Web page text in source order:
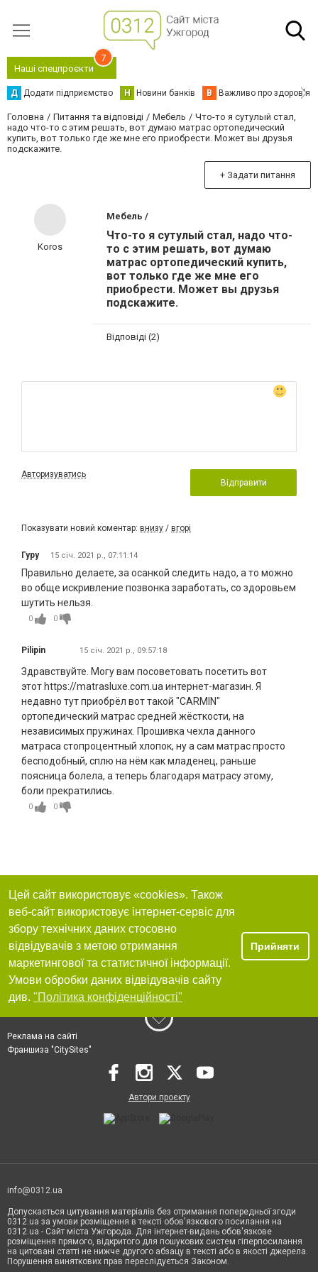
Наші спецпроєкти
7
Д Додати підприємство Н Новини банків В Важливо про здоров'я
Головна Питання та відповіді Мебель
Что-то я сутулый стал,
надо что-то с этим решать, вот думаю матрас ортопедический
купить, вот только где же мне его приобрести. Может вы друзья
подскажите.
+ Задати питання
Koros
Мебель /
Что-то я сутулый стал, надо что-
то с этим решать, вот думаю
матрас ортопедический купить,
вот только где же мне его
приобрести. Может вы друзья
подскажите.
Відповіді (2)
Авторизуватись
Відправити
Показувати новий коментар: внизу / вгорі
Гуру 15 січ. 2021 р., 07:11:14
Правильно делаете, за осанкой следить надо, а то можно
во обще искривление позвонка заработать, со здоровьем
шутить нельзя.
0 0
Pilipin 15 січ. 2021 р., 09:57:18
Здравствуйте. Могу вам посоветовать посетить вот
этот https://matrasluxe.com.ua интернет-магазин. Я
недавно тут приобрёл вот такой "CARMIN"
ортопедический матрас средней жёсткости, на
независимых пружинах. Прошивка чехла данного
матраса стопроцентный хлопок, ну а сам матрас просто
бесподобный, сплю на нём как младенец, раньше
поясница болела, а теперь благодаря матрасу этому,
боли прекратились.
0 0
Цей сайт використовує «cookies». Також
веб-сайт використовує інтернет-сервіс для
збору технічних даних стосовно
відвідувачів з метою отримання
маркетингової та статистичної інформації.
Умови обробки даних відвідувачів сайту
див. "Політика конфіденційності"
Прийняти
Реклама на сайті
Франшиза "CitySites"
Автори проєкту
info@0312.ua
Допускається цитування матеріалів без отримання попередньої згоди
0312.ua за умови розміщення в тексті обов'язкового посилання на
0312.ua - Сайт міста Ужгорода. Для інтернет-видань обов'язкове
розміщення прямого, відкритого для пошукових систем гіперпосилання
на цитовані статті не нижче другого абзацу в тексті або в якості джерела.
Порушення виняткових прав переслідується Законом.